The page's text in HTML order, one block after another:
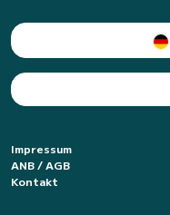
Impressum
ANB / AGB
Kontakt